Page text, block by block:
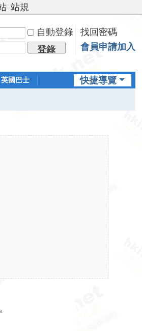
站規
自動登錄
找回密碼
登錄 會員申請加入
快捷導覽
英國巴士